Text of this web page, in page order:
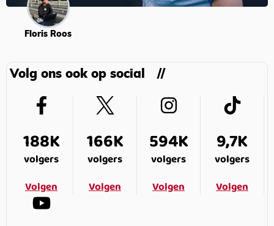
Floris Roos
Volg ons ook op social
188K
volgers
Volgen
166K
volgers
Volgen
594K
volgers
Volgen
9,7K
volgers
Volgen